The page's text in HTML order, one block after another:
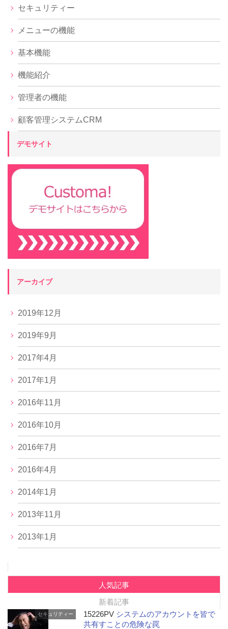
セキュリティー
メニューの機能
基本機能
機能紹介
管理者の機能
顧客管理システムCRM
デモサイト
アーカイブ
2019年12月
2019年9月
2017年4月
2017年1月
2016年11月
2016年10月
2016年7月
2016年4月
2014年1月
2013年11月
2013年1月
人気記事
新着記事
セキュリティー 15226PV システムのアカウントを皆で
共有すことの危険な罠